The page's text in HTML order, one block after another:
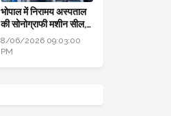
भोपाल में निरामय अस्पताल
की सोनोग्राफी मशीन सील,
सीएमएचओ ने की कार्यवाही
8/06/2026 09:03:00
PM